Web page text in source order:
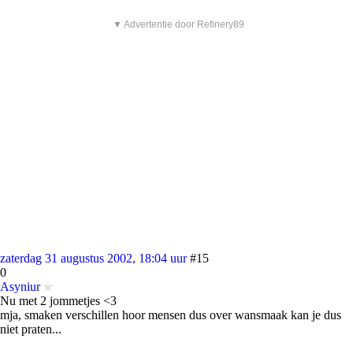
▼ Advertentie door Refinery89
zaterdag 31 augustus 2002, 18:04 uur #15
0
Asyniur
Nu met 2 jommetjes <3
mja, smaken verschillen hoor mensen dus over wansmaak kan je dus
niet praten...